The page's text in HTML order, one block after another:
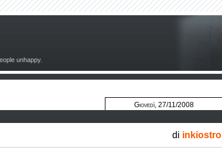
unhappy.
Giovedì, 27/11/2008
di inkiostro